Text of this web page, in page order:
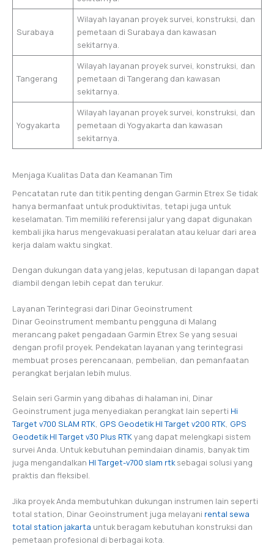
Surabaya
Wilayah layanan proyek survei, konstruksi, dan
pemetaan di Surabaya dan kawasan
sekitarnya.
Tangerang
Wilayah layanan proyek survei, konstruksi, dan
pemetaan di Tangerang dan kawasan
sekitarnya.
Yogyakarta
Wilayah layanan proyek survei, konstruksi, dan
pemetaan di Yogyakarta dan kawasan
sekitarnya.
Menjaga Kualitas Data dan Keamanan Tim
Pencatatan rute dan titik penting dengan Garmin Etrex Se tidak
hanya bermanfaat untuk produktivitas, tetapi juga untuk
keselamatan. Tim memiliki referensi jalur yang dapat digunakan
kembali jika harus mengevakuasi peralatan atau keluar dari area
kerja dalam waktu singkat.
Dengan dukungan data yang jelas, keputusan di lapangan dapat
diambil dengan lebih cepat dan terukur.
Layanan Terintegrasi dari Dinar Geoinstrument
Dinar Geoinstrument membantu pengguna di Malang
merancang paket pengadaan Garmin Etrex Se yang sesuai
dengan profil proyek. Pendekatan layanan yang terintegrasi
membuat proses perencanaan, pembelian, dan pemanfaatan
perangkat berjalan lebih mulus.
Selain seri Garmin yang dibahas di halaman ini, Dinar
Geoinstrument juga menyediakan perangkat lain seperti Hi
Target v700 SLAM RTK, GPS Geodetik HI Target v200 RTK, GPS
Geodetik HI Target v30 Plus RTKyang dapat melengkapi sistem
survei Anda. Untuk kebutuhan pemindaian dinamis, banyak tim
juga mengandalkan HI Target-v700 slam rtksebagai solusi yang
praktis dan fleksibel.
Jika proyek Anda membutuhkan dukungan instrumen lain seperti
total station, Dinar Geoinstrument juga melayani rental sewa
total station jakarta untuk beragam kebutuhan konstruksi dan
pemetaan profesional di berbagai kota.